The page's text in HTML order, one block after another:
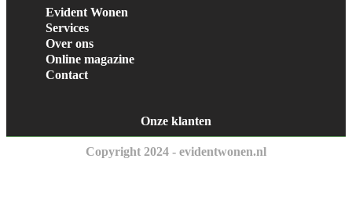
Evident Wonen
Services
Over ons
Online magazine
Contact
Onze klanten
Copyright 2024 - evidentwonen.nl